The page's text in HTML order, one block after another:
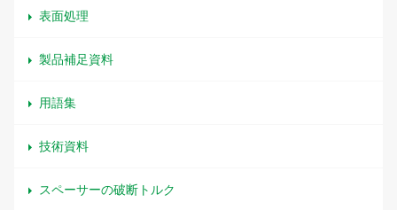
表面処理
製品補足資料
用語集
技術資料
スペーサーの破断トルク